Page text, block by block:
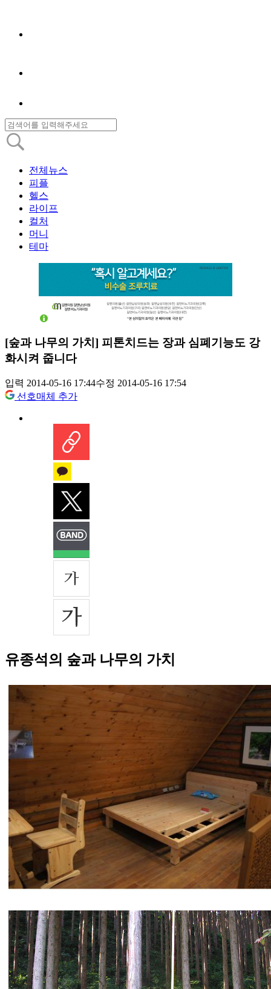
전체뉴스
피플
헬스
라이프
컬처
머니
테마
[숲과 나무의 가치] 피톤치드는 장과 심폐기능도 강
화시켜 줍니다
입력 2014-05-16 17:44수정 2014-05-16 17:54
선호매체 추가
유종석의 숲과 나무의 가치